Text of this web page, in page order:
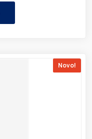
Novo!